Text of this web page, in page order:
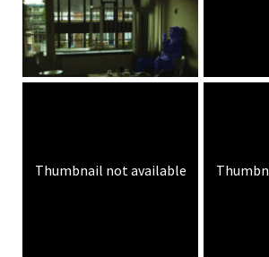
Thumbnail not available